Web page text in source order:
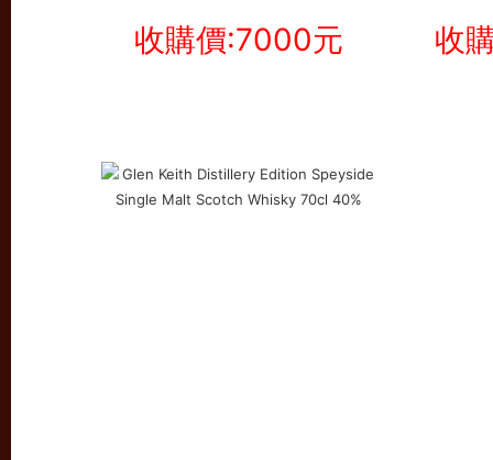
收購價:7000元 收